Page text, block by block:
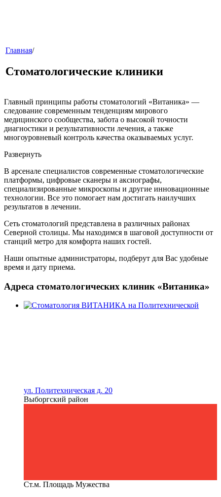
меню
звонок
клиники
Главная/
Стоматологические клиники
Главный принципы работы стоматологий «Витаника» —
следование современным тенденциям мирового
медицинского сообщества, забота о высокой точности
диагностики и результативности лечения, а также
многоуровневый контроль качества оказываемых услуг.
Развернуть
В арсенале специалистов современные стоматологические
платформы, цифровые сканеры и аксиографы,
специализированные микроскопы и другие инновационные
технологии. Все это помогает нам достигать наилучших
результатов в лечении.
Сеть стоматологий представлена в различных районах
Северной столицы. Мы находимся в шаговой доступности от
станций метро для комфорта наших гостей.
Наши опытные администраторы, подберут для Вас удобные
время и дату приема.
Адреса стоматологических клиник «Витаника»
ул. Политехническая д. 20
Выборгский район
Ст.м. Площадь Мужества